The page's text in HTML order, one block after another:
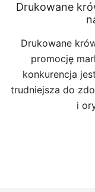
Drukowane
Drukowane
promocję
konkurencja
trudniejsza do
i